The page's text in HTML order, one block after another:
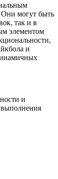
могут быть
так и в
элементом
и
и
выполнения